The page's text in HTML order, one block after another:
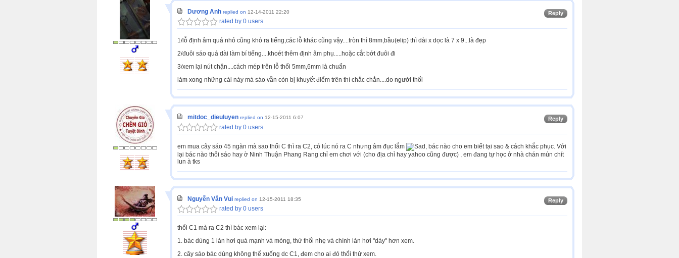
Reply
Dương Anh replied on 12-14-2011 22:20
rated by 0 users
1/lỗ định âm quá nhỏ cũng khó ra tiếng,các lỗ khác cũng vậy....tròn thì 8mm,bầu(elip) thì dài x dọc là 7 x 9...là đẹp
2/đuôi sáo quá dài làm bí tiếng....khoét thêm định âm phụ.....hoặc cắt bớt đuôi đi
3/xem lại nút chặn....cách mép trên lỗ thổi 5mm,6mm là chuẩn
làm xong những cái này mà sáo vẫn còn bị khuyết điểm trên thì chắc chắn....do người thổi
Reply
mitdoc_dieuluyen replied on 12-15-2011 6:07
rated by 0 users
em mua cây sáo 45 ngàn mà sao thổi C thì ra C2, có lúc nó ra C nhưng âm đục lắm
, bác nào cho em biết tại sao & cách khắc phục. Với
lại bác nào thổi sáo hay ờ Ninh Thuận Phang Rang chỉ em chơi với (cho địa chỉ hay yahoo cũng được) , em đang tự học ở nhà chán mún chít
lun à tks
Reply
Nguyễn Văn Vui replied on 12-15-2011 18:35
rated by 0 users
thổi C1 mà ra C2 thì bác xem lại:
1. bác dùng 1 làn hơi quá mạnh và mỏng, thử thổi nhẹ và chình làn hơi "dày" hơn xem.
2. cây sáo bác dùng không thể xuống dc C1, đem cho ai đó thổi thử xem.